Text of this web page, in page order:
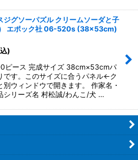
グソーパズル クリームソーダと子
エポック社 06-520s (38×53cm)
)
ピース 完成サイズ 38cm×53cmパ
です。このサイズに合うパネル←ク
別ウィンドウで開きます。 作家名・
シリーズ名 村松誠/わんこ/犬 …